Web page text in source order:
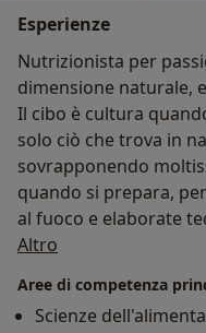
Esperienze
Nutrizionista per
dimensione naturale,
Il cibo è cultura
solo ciò che trova in
sovrapponendo
quando si prepara,
al fuoco e elaborate
quando si consuma,
sia alle dimensioni
sia a valori simbolici di
Altro
Aree di competenza
Scienze